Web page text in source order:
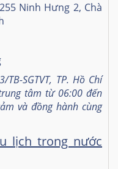
Ninh Hưng 2, Chà
SGTVT, TP. Hồ Chí
tâm từ 06:00 đến
và đồng hành cùng
lịch trong nước